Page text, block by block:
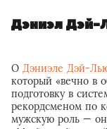
Дэниэл Дэй-
О Дэниэле Дэй-
который «вечно в
подготовку в
рекордсменом по
мужскую роль — он